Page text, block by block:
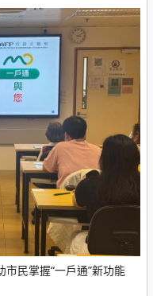
民掌握“一戶通”新功能